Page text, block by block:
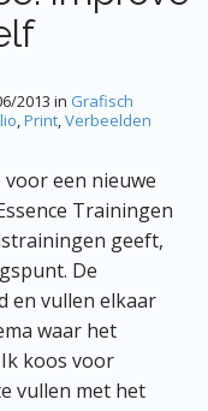
2013 in Grafisch
,Print,Verbeelden
een nieuwe
Trainingen
geeft,
De
en vullen elkaar
waar het
koos voor
vullen met het